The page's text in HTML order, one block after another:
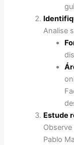
Analise
Estude
Pablo